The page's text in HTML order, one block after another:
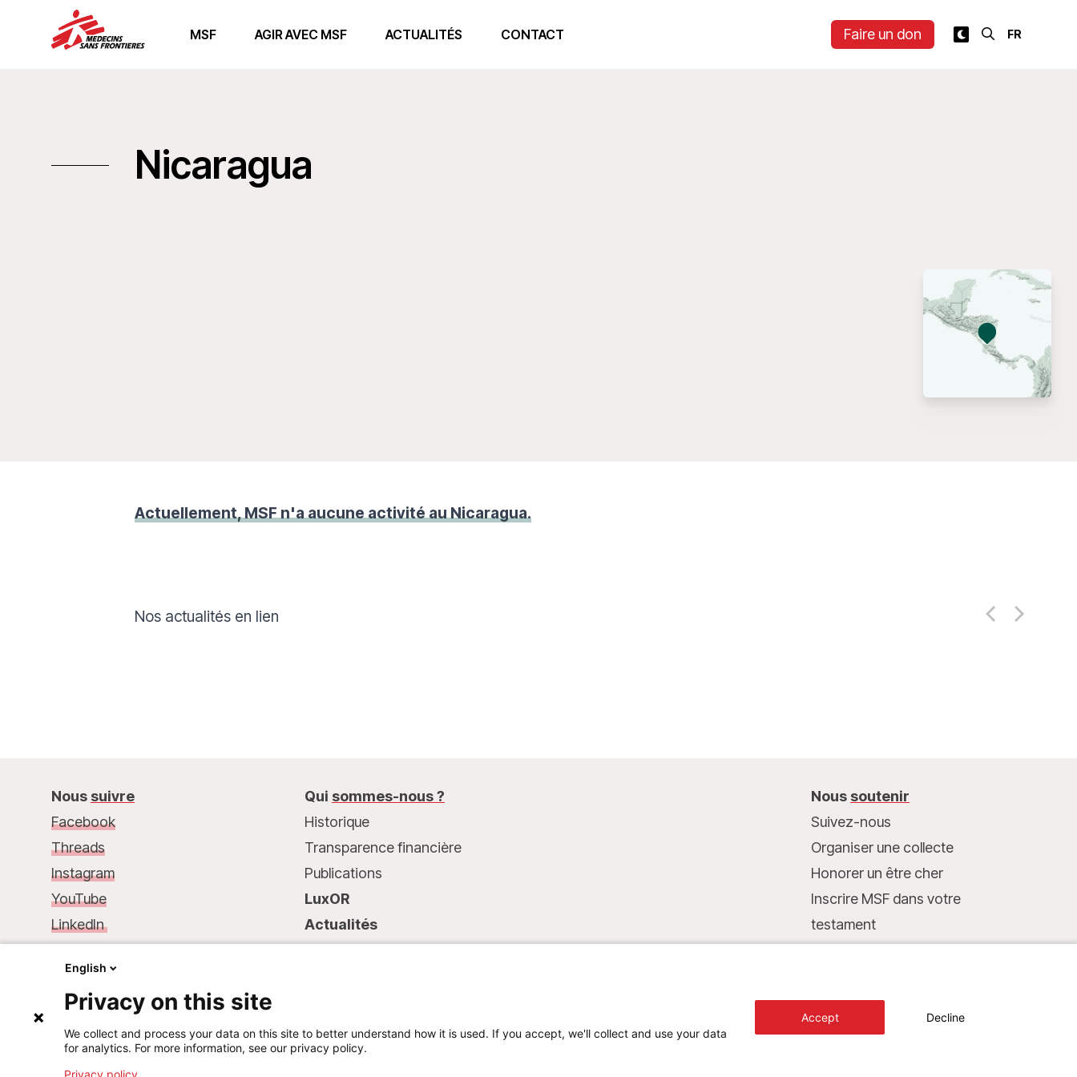
MSF AGIR AVEC MSF ACTUALITÉS CONTACT Faire un don
Nicaragua
Actuellement, MSF n'a aucune activité au Nicaragua.
Nos actualités en lien
Nous suivre
Facebook
Threads
Instagram
YouTube
LinkedIn
68, rue de Gasperich
L-1617 Luxembourg
Tél.: +352 33 25 15
Mail: info@msf.lu
Qui sommes-nous ?
Historique
Transparence financière
Publications
LuxOR
Actualités
Nous soutenir
Suivez-nous
Organiser une collecte
Honorer un être cher
Inscrire MSF dans votre
testament
Coordonnées bancaires :
LU75 1111 0000 4848 0000
English
Privacy on this site
We collect and process your data on this site to better understand how it is used. If you accept, we'll collect and use your data
for analytics. For more information, see our privacy policy.
Privacy policy
Accept Decline